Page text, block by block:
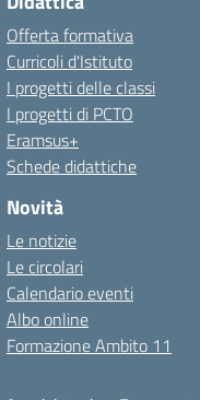
Offerta formativa
Curricoli d'Istituto
I progetti delle classi
I progetti di PCTO
Eramsus+
Schede didattiche
Novità
Le notizie
Le circolari
Calendario eventi
Albo online
Formazione Ambito 11